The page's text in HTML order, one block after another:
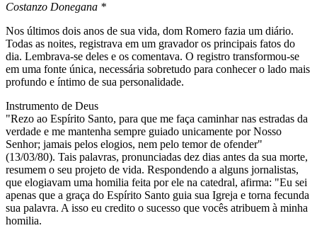
Costanzo Donegana *
Nos últimos dois anos de sua vida, dom Romero fazia um diário.
Todas as noites, registrava em um gravador os principais fatos do
dia. Lembrava-se deles e os comentava. O registro transformou-se
em uma fonte única, necessária sobretudo para conhecer o lado mais
profundo e íntimo de sua personalidade.
Instrumento de Deus
"Rezo ao Espírito Santo, para que me faça caminhar nas estradas da
verdade e me mantenha sempre guiado unicamente por Nosso
Senhor; jamais pelos elogios, nem pelo temor de ofender"
(13/03/80). Tais palavras, pronunciadas dez dias antes da sua morte,
resumem o seu projeto de vida. Respondendo a alguns jornalistas,
que elogiavam uma homilia feita por ele na catedral, afirma: "Eu sei
apenas que a graça do Espírito Santo guia sua Igreja e torna fecunda
sua palavra. A isso eu credito o sucesso que vocês atribuem à minha
homilia.